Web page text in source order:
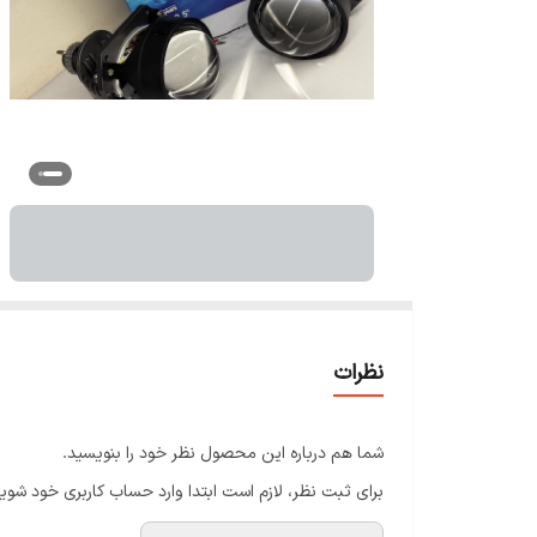
نظرات
شما هم درباره این محصول نظر خود را بنویسید.
برای ثبت نظر، لازم است ابتدا وارد حساب کاربری خود